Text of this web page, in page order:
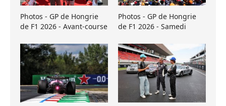
Photos - GP de Hongrie
de F1 2026 - Avant-course
Photos - GP de Hongrie
de F1 2026 - Samedi